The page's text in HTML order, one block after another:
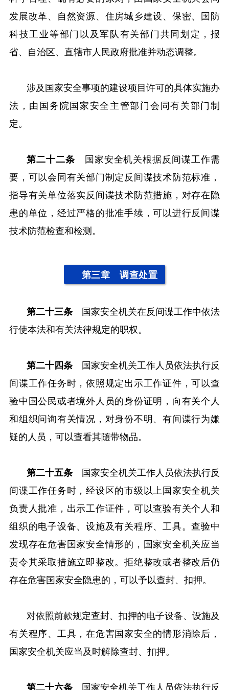
发展改革、自然资源、住房城乡建设、保密、国防
科技工业等部门以及军队有关部门共同划定，报
省、自治区、直辖市人民政府批准并动态调整。
涉及国家安全事项的建设项目许可的具体实施办
法，由国务院国家安全主管部门会同有关部门制
定。
第二十二条 国家安全机关根据反间谍工作需
要，可以会同有关部门制定反间谍技术防范标准，
指导有关单位落实反间谍技术防范措施，对存在隐
患的单位，经过严格的批准手续，可以进行反间谍
技术防范检查和检测。
第三章 调查处置
第二十三条 国家安全机关在反间谍工作中依法
行使本法和有关法律规定的职权。
第二十四条 国家安全机关工作人员依法执行反
间谍工作任务时，依照规定出示工作证件，可以查
验中国公民或者境外人员的身份证明，向有关个人
和组织问询有关情况，对身份不明、有间谍行为嫌
疑的人员，可以查看其随带物品。
第二十五条 国家安全机关工作人员依法执行反
间谍工作任务时，经设区的市级以上国家安全机关
负责人批准，出示工作证件，可以查验有关个人和
组织的电子设备、设施及有关程序、工具。查验中
发现存在危害国家安全情形的，国家安全机关应当
责令其采取措施立即整改。拒绝整改或者整改后仍
存在危害国家安全隐患的，可以予以查封、扣押。
对依照前款规定查封、扣押的电子设备、设施及
有关程序、工具，在危害国家安全的情形消除后，
国家安全机关应当及时解除查封、扣押。
第二十六条 国家安全机关工作人员依法执行反